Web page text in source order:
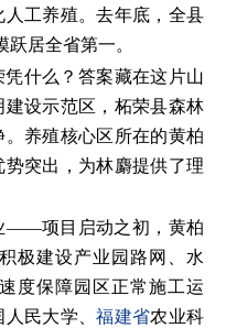
工养殖。去年底，全县
居全省第一。
什么？答案藏在这片山
设示范区，柘荣县森林
养殖核心区所在的黄柏
突出，为林麝提供了理
——项目启动之初，黄柏
极建设产业园路网、水
度保障园区正常施工运
人民大学、福建省农业科